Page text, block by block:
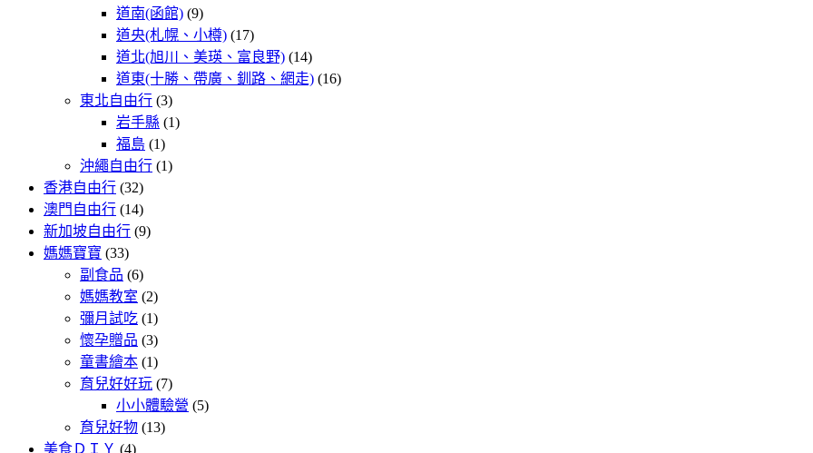
道南(函館) (9)
道央(札幌、小樽) (17)
道北(旭川、美瑛、富良野) (14)
道東(十勝、帶廣、釧路、網走) (16)
東北自由行 (3)
岩手縣 (1)
福島 (1)
沖繩自由行 (1)
香港自由行 (32)
澳門自由行 (14)
新加坡自由行 (9)
媽媽寶寶 (33)
副食品 (6)
媽媽教室 (2)
彌月試吃 (1)
懷孕贈品 (3)
童書繪本 (1)
育兒好好玩 (7)
小小體驗營 (5)
育兒好物 (13)
美食ＤＩＹ (4)